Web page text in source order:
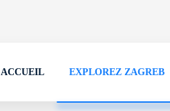
ACCUEIL EXPLOREZ ZAGREB